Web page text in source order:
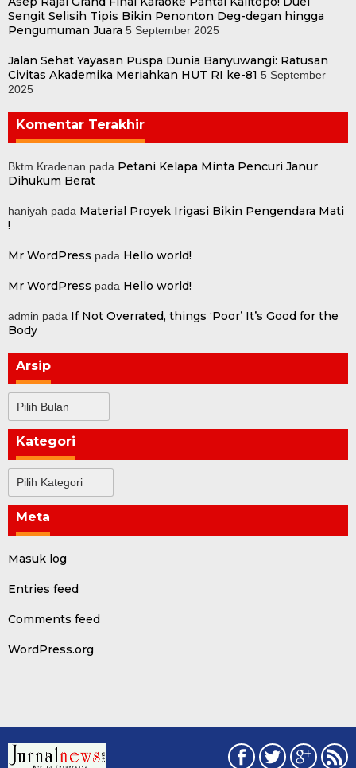
Sengit Selisih Tipis Bikin Penonton Deg-degan hingga
Pengumuman Juara 5 September 2025
Jalan Sehat Yayasan Puspa Dunia Banyuwangi: Ratusan
Civitas Akademika Meriahkan HUT RI ke-81 5 September
2025
Komentar Terakhir
Bktm Kradenan pada Petani Kelapa Minta Pencuri Janur
Dihukum Berat
haniyah pada Material Proyek Irigasi Bikin Pengendara Mati
!
Mr WordPress pada Hello world!
Mr WordPress pada Hello world!
admin pada If Not Overrated, things ‘Poor’ It’s Good for the
Body
Arsip
Kategori
Meta
Masuk log
Entries feed
Comments feed
WordPress.org